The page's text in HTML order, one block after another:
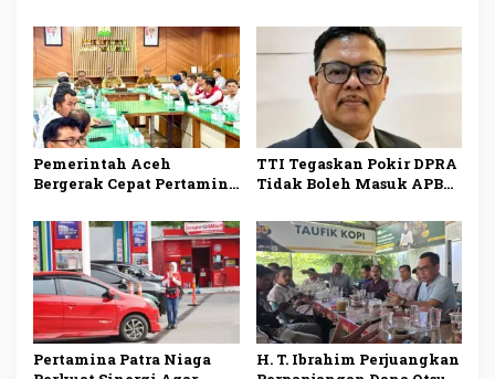
Bencana di Simeulue
Sawah dan Kebun di Aceh
Pemerintah Aceh
Bergerak Cepat Pertamina
untuk Atasi Antrean
TTI Tegaskan Pokir DPRA
Tidak Boleh Masuk APBA
Musrenbang
Pertamina Patra Niaga
H. T. Ibrahim Perjuangkan